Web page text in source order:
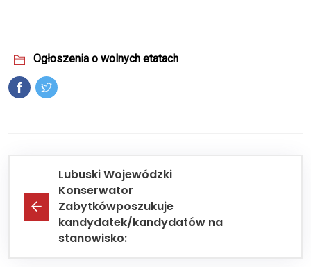
Ogłoszenia o wolnych etatach
Lubuski Wojewódzki
Konserwator
Zabytkówposzukuje
kandydatek/kandydatów na
stanowisko: